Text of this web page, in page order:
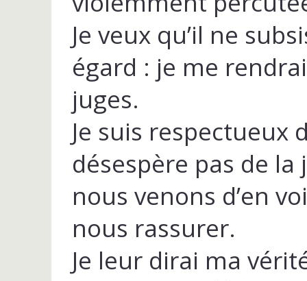
Je veux qu’il ne
égard : je me
juges.
Je suis respectueux
désespère pas de
nous venons d’en
nous rassurer.
Je leur dirai ma